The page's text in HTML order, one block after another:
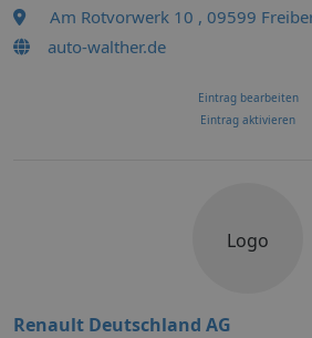
Am Rotvorwerk 10 , 09599
auto-walther.de
Eintrag bearbeiten
Eintrag aktivieren
Logo
Renault Deutschland AG